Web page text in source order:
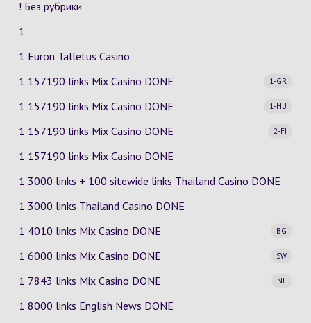
! Без рубрики
1
1 Euron Talletus Casino
1 157190 links Mix Casino
1-GR
DONE
1 157190 links Mix Casino
1-HU
DONE
1 157190 links Mix Casino
2-FI
DONE
1 157190 links Mix Casino DONE
1 3000 links + 100 sitewide links Thailand Casino DONE
1 3000 links Thailand Casino DONE
1 4010 links Mix Casino
BG
DONE
1 6000 links Mix Casino
SW
DONE
1 7843 links Mix Casino
NL
DONE
1 8000 links English News DONE